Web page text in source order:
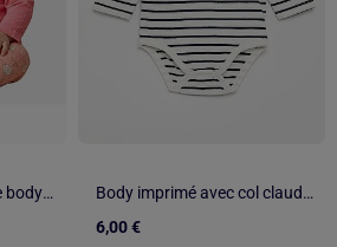
Lee Cooper - Ensemble body avec t-shirt manches longues et legging bébé
Body imprimé avec col claudine en broderie anglaise
6,00 €